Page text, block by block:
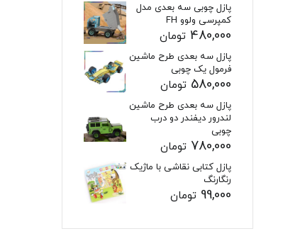
پازل چوبی سه بعدی مدل
کمپرسی ولوو FH
480,000 تومان
پازل سه بعدی طرح ماشین
فرمول یک چوبی
580,000 تومان
پازل سه بعدی طرح ماشین
لندرور دیفندر دو درب
چوبی
780,000 تومان
پازل کتابی نقاشی با ماژیک
رنگارنگ
99,000 تومان